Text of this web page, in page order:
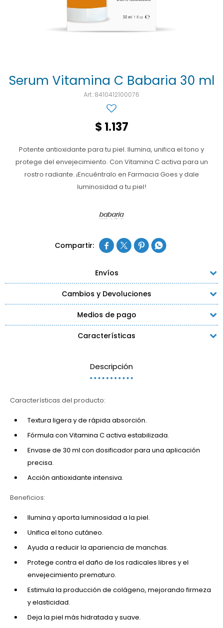
Serum Vitamina C Babaria 30 ml
8410412100076
$ 1.137
Potente antioxidante para tu piel. Ilumina, unifica el tono y
protege del envejecimiento. Con Vitamina C activa para un
rostro radiante. ¡Encuéntralo en Farmacia Goes y dale
luminosidad a tu piel!
   
Envíos
Cambios y Devoluciones
Medios de pago
Características
Descripción
Características del producto:
Textura ligera y de rápida absorción.
Fórmula con Vitamina C activa estabilizada.
Envase de 30 ml con dosificador para una aplicación
precisa.
Acción antioxidante intensiva.
Beneficios:
Ilumina y aporta luminosidad a la piel.
Unifica el tono cutáneo.
Ayuda a reducir la apariencia de manchas.
Protege contra el daño de los radicales libres y el
envejecimiento prematuro.
Estimula la producción de colágeno, mejorando firmeza
y elasticidad.
Deja la piel más hidratada y suave.
Antihipertensivos
Jarabes
Salud sexual y reproductiva